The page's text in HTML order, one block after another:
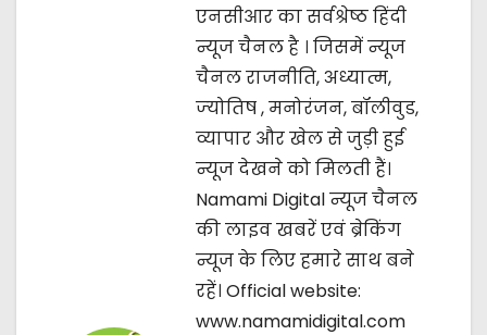
एनसीआर का सर्वश्रेष्ठ हिंदी
न्यूज चैनल है । जिसमें न्यूज
चैनल राजनीति, अध्यात्म,
ज्‍योतिष , मनोरंजन, बॉलीवुड,
व्यापार और खेल से जुड़ी हुई
न्यूज देखने को मिलती हैं।
Namami Digital न्यूज चैनल
की लाइव खबरें एवं ब्रेकिंग
न्यूज के लिए हमारे साथ बने
रहें। Official website:
www.namamidigital.com